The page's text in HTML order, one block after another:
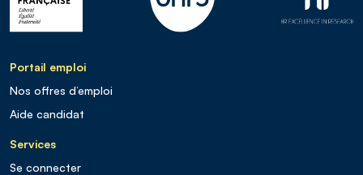
Portail emploi
Nos offres d’emploi
Aide candidat
Services
Se connecter